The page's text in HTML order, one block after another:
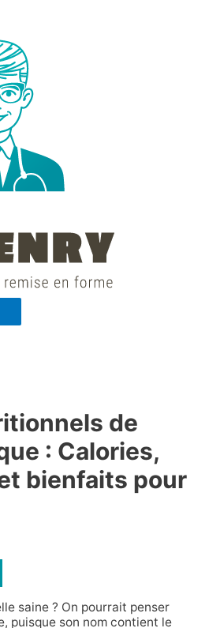
de
: Calories,
bienfaits pour
saine ? On pourrait penser
puisque son nom contient le